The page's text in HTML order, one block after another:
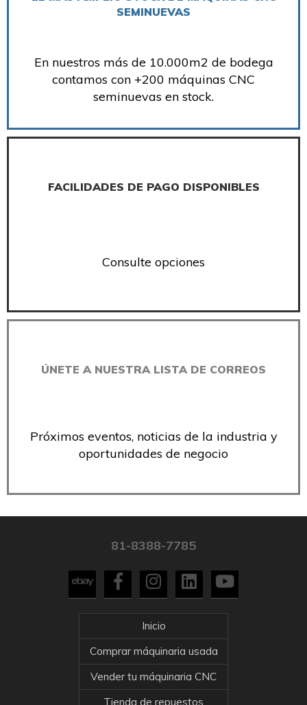
SEMINUEVAS
En nuestros más de 10.000m2 de bodega
contamos con +200 máquinas CNC
seminuevas en stock.
FACILIDADES DE PAGO DISPONIBLES
Consulte opciones
ÚNETE A NUESTRA LISTA DE CORREOS
Próximos eventos, noticias de la industria y
oportunidades de negocio
81-8388-7785
Inicio
Comprar máquinaria usada
Vender tu máquinaria CNC
Tienda de repuestos